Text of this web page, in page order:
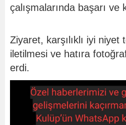
çalışmalarında başarı ve
Ziyaret, karşılıklı iyi niyet
iletilmesi ve hatıra
erdi.